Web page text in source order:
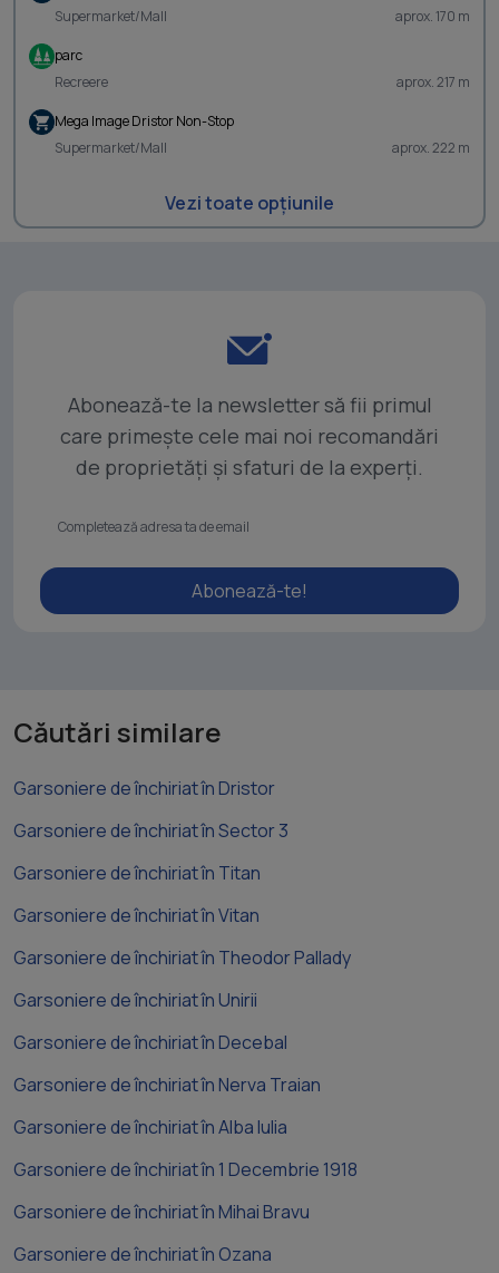
Supermarket/Mall
aprox. 170 m
parc
Recreere
aprox. 217 m
Mega Image Dristor Non-Stop
Supermarket/Mall
aprox. 222 m
Vezi toate opțiunile
Abonează-te la newsletter să fii primul
care primește cele mai noi recomandări
de proprietăți și sfaturi de la experți.
Abonează-te!
Căutări similare
Garsoniere de închiriat în Dristor
Garsoniere de închiriat în Sector 3
Garsoniere de închiriat în Titan
Garsoniere de închiriat în Vitan
Garsoniere de închiriat în Theodor Pallady
Garsoniere de închiriat în Unirii
Garsoniere de închiriat în Decebal
Garsoniere de închiriat în Nerva Traian
Garsoniere de închiriat în Alba Iulia
Garsoniere de închiriat în 1 Decembrie 1918
Garsoniere de închiriat în Mihai Bravu
Garsoniere de închiriat în Ozana